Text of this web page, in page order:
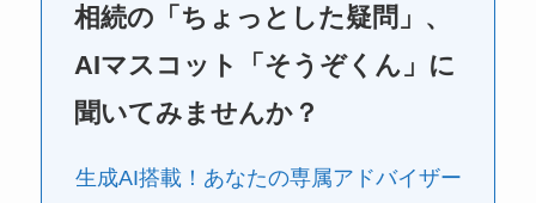
相続の「ちょっとした疑問」、
AIマスコット「そうぞくん」に
聞いてみませんか？
生成AI搭載！あなたの専属アドバイザー